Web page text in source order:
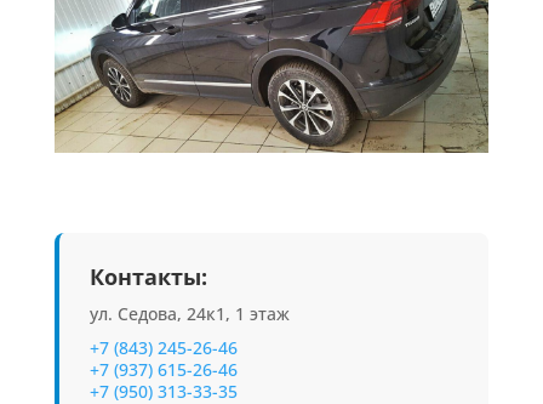
Контакты:
ул. Седова, 24к1, 1 этаж
+7 (843) 245-26-46
+7 (937) 615-26-46
+7 (950) 313-33-35